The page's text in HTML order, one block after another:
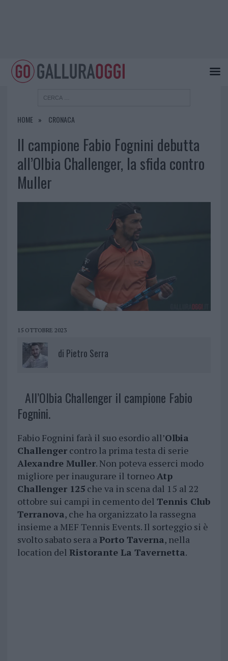
HOME CRONACA
Il campione Fabio Fognini debutta
all’Olbia Challenger, la sfida contro
Muller
15 OTTOBRE 2023
di Pietro Serra
All’Olbia Challenger il campione Fabio
Fognini.
Fabio Fognini farà il suo esordio all’Olbia
Challengercontro la prima testa di serie
Alexandre Muller. Non poteva esserci modo
migliore per inaugurare il torneoAtp
Challenger 125che va in scena dal 15 al 22
ottobre sui campi in cemento del Tennis Club
Terranova, che ha organizzato la rassegna
insieme a MEF Tennis Events. Il sorteggio si è
svolto sabato sera aPorto Taverna, nella
location del Ristorante La Tavernetta.